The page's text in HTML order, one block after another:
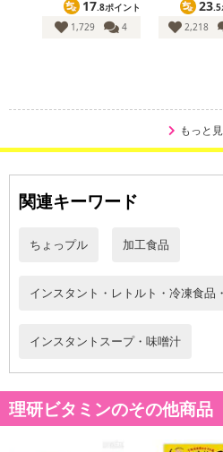
※お申込み後のキャンセルはお受けで
の掲載画像や画像内のバーコードな
また、[新たな加工食品の原料原産地
合がございます。
【お支払いについて】
※送料はお試し費用に含まれており
※d払い、PayPay、au PAY、au
クまとめて支払い、楽天ペイ、メル
17.8ポイント
1,729
4
23.5
2,218
もっと
関連キーワード
ちょっプル 加工食品
インスタント・レトルト・冷凍食品
インスタントスープ・味噌汁
理研ビタミンのその他商品